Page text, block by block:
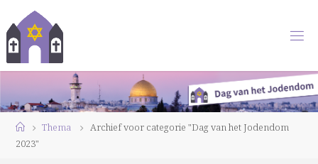
naar
de
inhoud
HomeThema
Archief voor categorie "Dag van het Jodendom
2023"